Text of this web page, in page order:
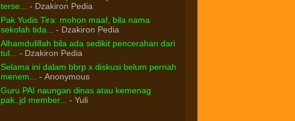
terse...
- Dzakiron Pedia
Pak Yudis Tira: mohon maaf, bila nama
sekolah tida...
- Dzakiron Pedia
Alhamdulillah bila ada sedikit pencerahan dari
tul...
- Dzakiron Pedia
Selama ini dalam bbrp x diskusi belum pernah
menem...
- Anonymous
Guru PAI naungan dinas atau kemenag
pak..jd member...
- Yuli